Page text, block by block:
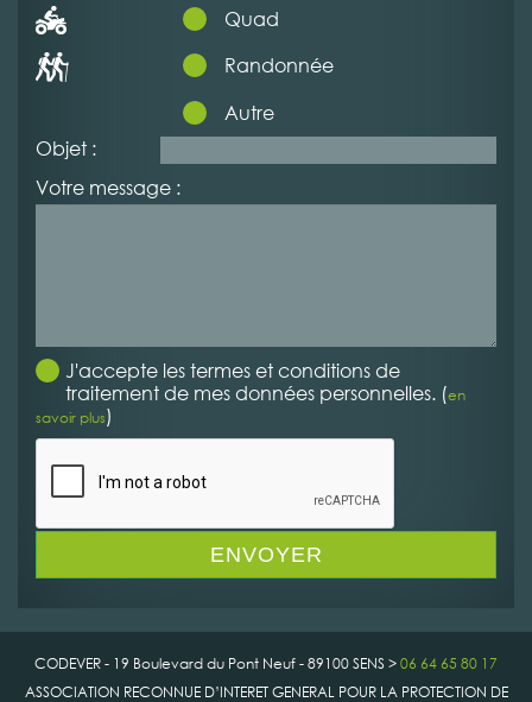
Quad
Randonnée
Autre
Objet :
Votre message :
J'accepte les termes et conditions de
traitement de mes données personnelles. (en
savoir plus)
CODEVER - 19 Boulevard du Pont Neuf - 89100 SENS >06 64 65 80 17
ASSOCIATION RECONNUE D’INTERET GENERAL POUR LA PROTECTION DE